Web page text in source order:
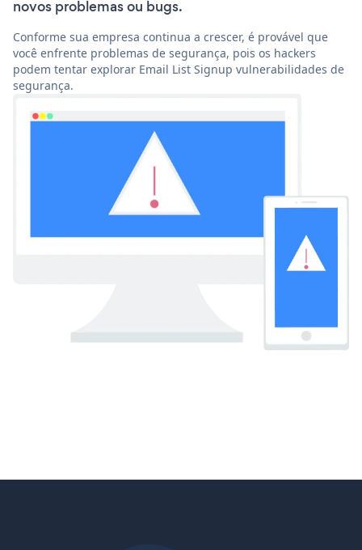
novos problemas ou bugs.
Conforme sua empresa continua a crescer, é provável que
você enfrente problemas de segurança, pois os hackers
podem tentar explorar Email List Signup vulnerabilidades de
segurança.